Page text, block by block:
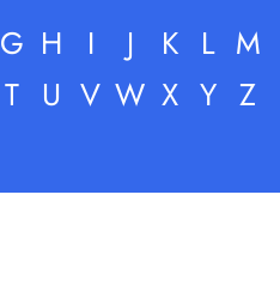
G H I J K L M
T U V W X Y Z